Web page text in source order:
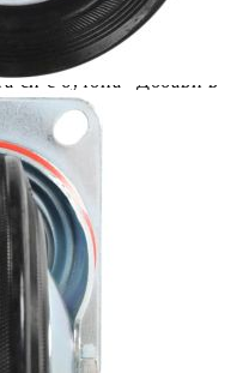
цел.
си с бутона "Добави в
да изберете броя
цел.
си с бутона "Добави в
да изберете броя
цел.
си с бутона "Добави в
да изберете броя